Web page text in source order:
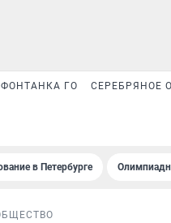
ФОНТАНКА ГО СЕРЕБРЯНОЕ
в Петербурге